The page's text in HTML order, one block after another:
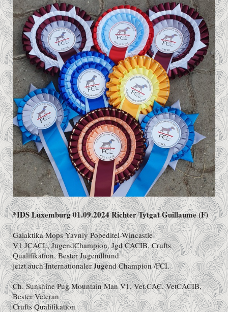
*IDS Luxemburg 01.09.2024 Richter Tytgat Guillaume (F)
Galaktika Mops Yavniy Pobeditel-Wincastle
V1 JCACL, JugendChampion, Jgd CACIB, Crufts
Qualifikation, Bester Jugendhund
jetzt auch Internationaler Jugend Champion /FCI.
Ch. Sunshine Pug Mountain Man V1,Vet.CAC. VetCACIB,
Bester Veteran
Crufts Qualifikation